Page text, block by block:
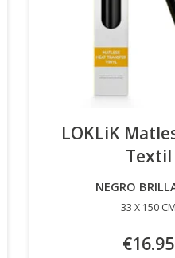
LOKLiK
Textil
NEGRO
33 X 150 CM
€16.95